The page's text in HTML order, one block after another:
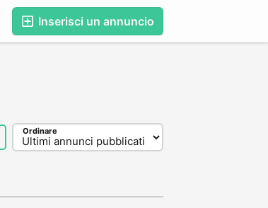
Inserisci un annuncio
Ordinare